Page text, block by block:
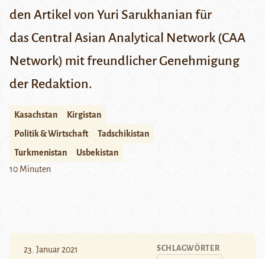
den Artikel von Yuri Sarukhanian für
dasCentral Asian Analytical Network (CAA
Network) mit freundlicher Genehmigung
der Redaktion.
Kasachstan
Kirgistan
Politik & Wirtschaft
Tadschikistan
Turkmenistan
Usbekistan
10 Minuten
23. Januar 2021 SCHLAGWÖRTER